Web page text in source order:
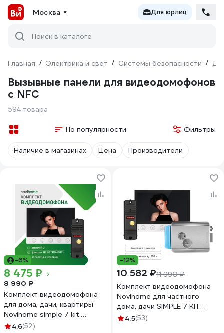
Москва Для юрлиц
Поиск в каталоге
Главная / Электрика и свет / Системы безопасности /
Вызывные панели для видеодомофонов
с NFC
594 товара
По популярности Фильтры
Наличие в магазинах Цена Производители
-6%
8 475 ₽
8 990 ₽
Комплект видеодомофона
для дома, дачи, квартиры
Novihome simple 7 kit:
монитор и вызывная панель
4.6(52)
-12%
10 582 ₽11 990 ₽
Комплект видеодомофона
Novihome для частного
дома, дачи SIMPLE 7 KIT
PLUS: монитор, вызывная
4.5(53)